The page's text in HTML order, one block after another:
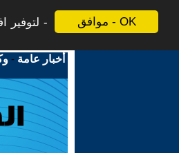
موافق - OK
لتوفير
أخبار عامة -